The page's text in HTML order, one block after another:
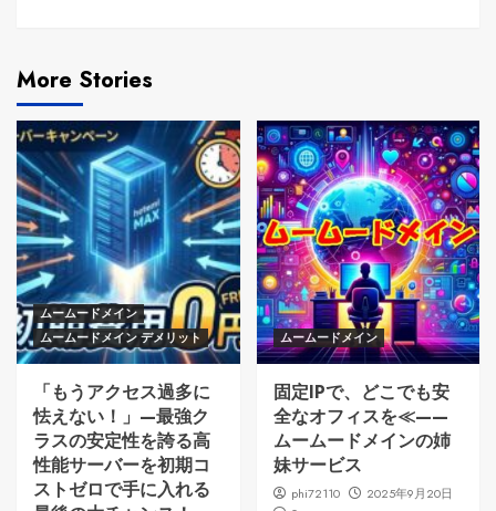
More Stories
ムームードメイン
ムームードメイン デメリット
「もうアクセス過多に
怯えない！」—最強ク
ラスの安定性を誇る高
性能サーバーを初期コ
ストゼロで手に入れる
ムームードメイン
固定IPで、どこでも安
全なオフィスを≪——
ムームードメインの姉
妹サービス
phi72110
2025年9月20日